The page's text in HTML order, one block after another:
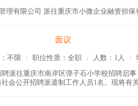
理有限公司 派往重庆市小微企业融资担
面议
不限 | 职位性质：全职 | 人数：1人 |
派往重庆市南岸区弹子石小学校招聘启
会公开招聘派遣制工作人员1名。现将有